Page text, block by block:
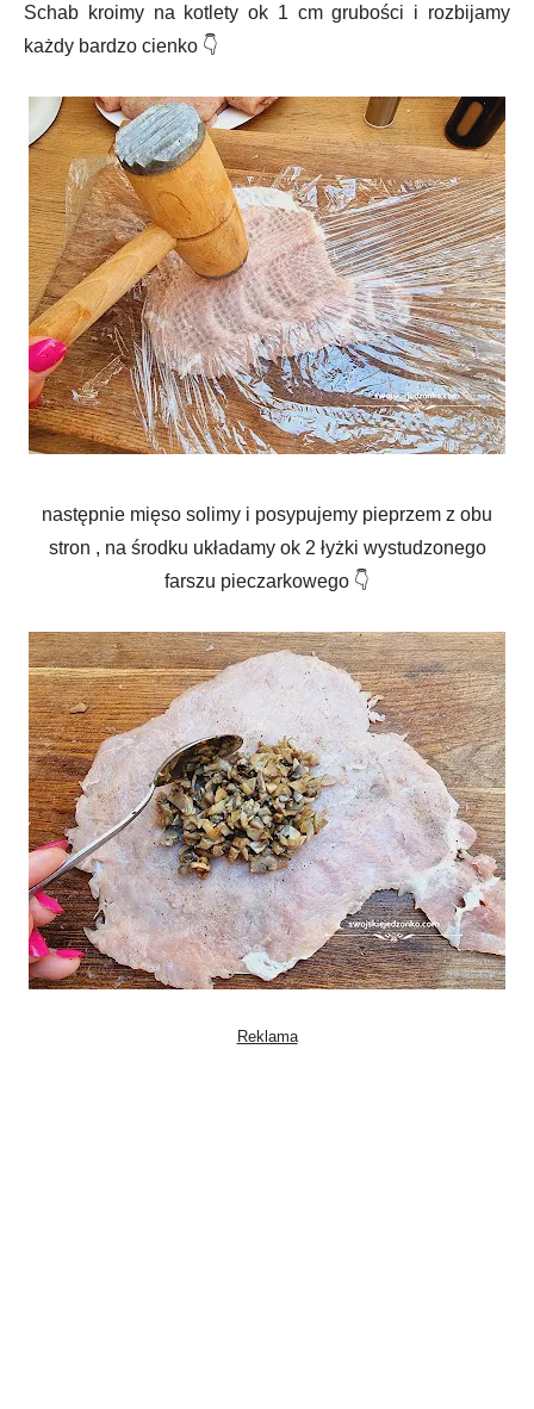
Schab kroimy na kotlety ok 1 cm grubości i rozbijamy
każdy bardzo cienko 👇
następnie mięso solimy i posypujemy pieprzem z obu
stron , na środku układamy ok 2 łyżki wystudzonego
farszu pieczarkowego 👇